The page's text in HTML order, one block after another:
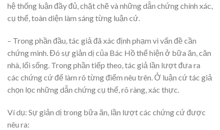
hệ thống luận đầy đủ, chặt chẽ và những dẫn chứng chính xác,
cụ thể, toàn diện làm sáng từng luận cứ.
– Trong phần đầu, tác giả đã xác định phạm vi vấn đề cần
chứng minh. Đó sự giản dị của Bác Hồ thể hiện ở bữa ăn, căn
nhà, lối sống. Trong phần tiếp theo, tác giả lần lượt đưa ra
các chứng cứ để làm rõ từng điểm nêu trên. Ở luận cứ tác giả
chọn lọc những dẫn chứng cụ thể, rõ ràng, xác thực.
Ví dụ: Sự giản dị trong bữa ăn, lần lượt các chứng cứ được
nêu ra: